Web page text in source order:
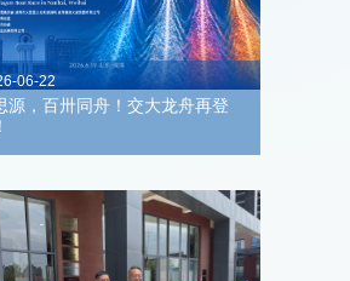
06-22
源，百卅同舟！交大龙舟再登